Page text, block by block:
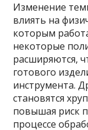
Изменение
влиять на
которым
некоторые
расширяются,
готового
инструмента.
становятся
повышая риск
процессе